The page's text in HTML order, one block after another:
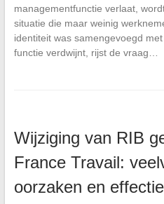
managementfunctie verlaat,
situatie die maar weinig
identiteit was samengevoegd
functie verdwijnt, rijst de vraag…
Wijziging van RIB
France Travail:
oorzaken en